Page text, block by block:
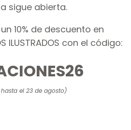
sigue abierta.
10% de descuento en
ILUSTRADOS con el código:
el 23 de agosto)